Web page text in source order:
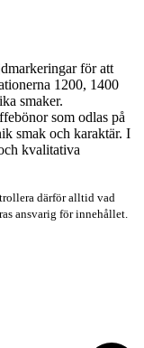
för att
1200, 1400
smaker.
som odlas på
smak och karaktär. I
kvalitativa
därför alltid vad
ansvarig för innehållet.